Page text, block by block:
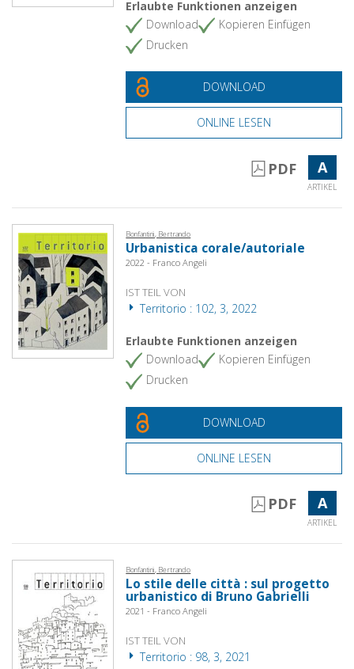
Erlaubte Funktionen anzeigen
Download
Kopieren Einfügen
Drucken
DOWNLOAD
ONLINE LESEN
PDF A
ARTIKEL
Bonfantini, Bertrando
Urbanistica corale/autoriale
2022 - Franco Angeli
IST TEIL VON
Territorio : 102, 3, 2022
Erlaubte Funktionen anzeigen
Download
Kopieren Einfügen
Drucken
DOWNLOAD
ONLINE LESEN
PDF A
ARTIKEL
Bonfantini, Bertrando
Lo stile delle città : sul progetto
urbanistico di Bruno Gabrielli
2021 - Franco Angeli
IST TEIL VON
Territorio : 98, 3, 2021